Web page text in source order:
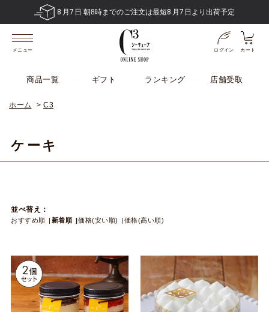
8 月 7 日 朝8時までのご注文は最短8 月 7 日より出荷予定
メニュー ログイン カート
商品一覧 ギフト ランキング 店舗受取
ホーム > C3
ケーキ
並べ替え：
おすすめ順 新着順 価格(安い順) 価格(高い順)